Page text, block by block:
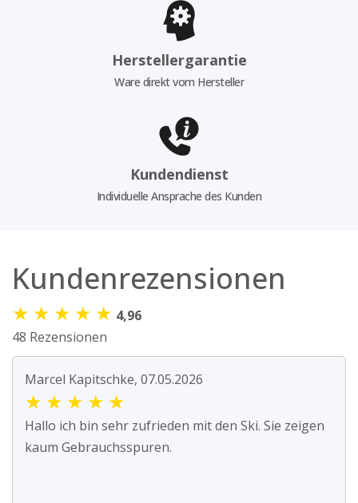
Herstellergarantie
Ware direkt vom Hersteller
Kundendienst
Individuelle Ansprache des Kunden
Kundenrezensionen
★ ★ ★ ★ ★ 4,96
48 Rezensionen
Marcel Kapitschke, 07.05.2026
★ ★ ★ ★ ★
Hallo ich bin sehr zufrieden mit den Ski. Sie zeigen
kaum Gebrauchsspuren.